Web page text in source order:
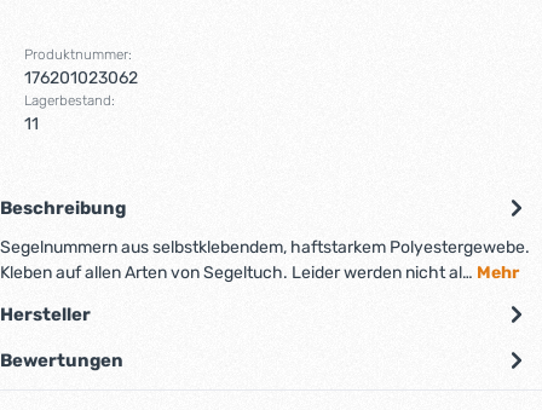
Produktnummer:
176201023062
Lagerbestand:
11
Beschreibung
Segelnummern aus selbstklebendem, haftstarkem Polyestergewebe.
Kleben auf allen Arten von Segeltuch. Leider werden nicht al… Mehr
Hersteller
Bewertungen